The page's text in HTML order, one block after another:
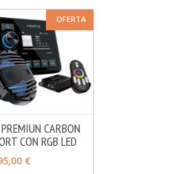
OFERTA
MÁS INFO
CARBON
CON RGB LED
€